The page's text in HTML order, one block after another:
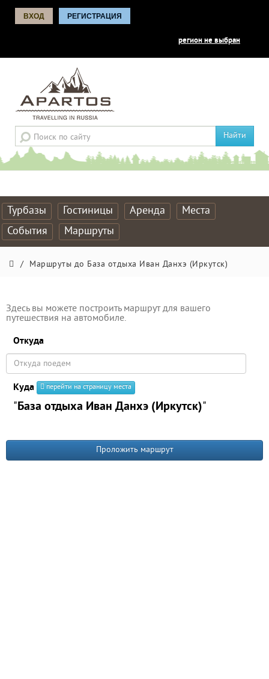
ВХОД РЕГИСТРАЦИЯ
регион не выбран
Найти
Турбазы Гостиницы Аренда
Места
События
Маршруты
/ Маршруты до База отдыха Иван Данхэ (Иркутск)
Здесь вы можете построить маршрут для вашего
путешествия на автомобиле.
Откуда
Куда перейти на страницу места
"База отдыха Иван Данхэ (Иркутск)"
Проложить маршрут